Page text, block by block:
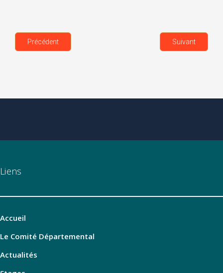
Précédent Suivant
Liens
Accueil
Le Comité Départemental
Actualités